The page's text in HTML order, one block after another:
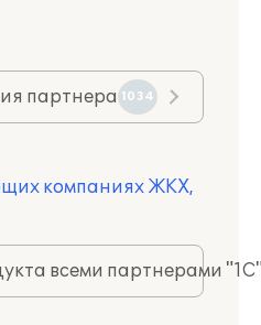
партнера 1034
компаниях ЖКХ,
всеми партнерами